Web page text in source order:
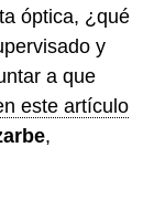
óptica, ¿qué
y
a que
este artículo
,